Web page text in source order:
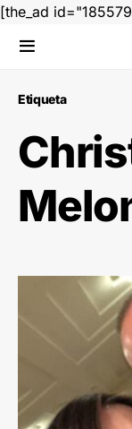
[the_ad
Etiqueta